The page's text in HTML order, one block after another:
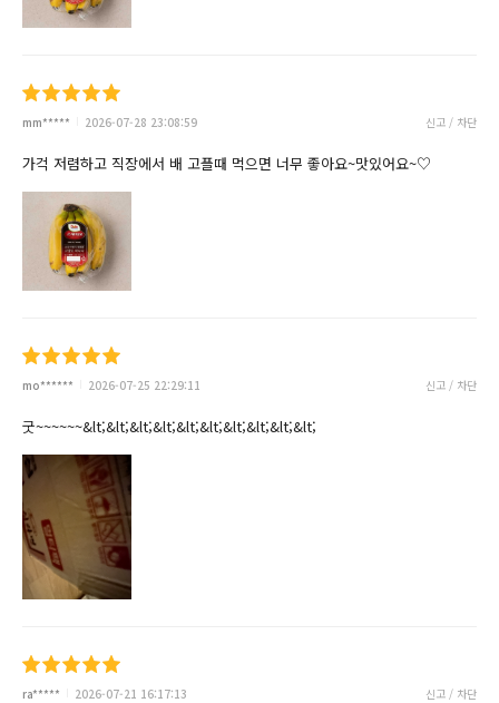
mm***** 2026-07-28 23:08:59 신고 / 차단
가걱 저렴하고 직장에서 배 고플때 먹으면 너무 좋아요~맛있어요~♡
mo****** 2026-07-25 22:29:11 신고 / 차단
굿~~~~~~&lt;&lt;&lt;&lt;&lt;&lt;&lt;&lt;&lt;&lt;
ra***** 2026-07-21 16:17:13 신고 / 차단